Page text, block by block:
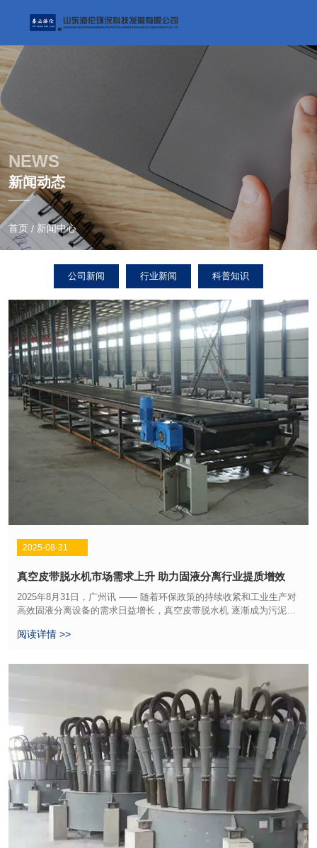
NEWS
新闻动态
首页 /新闻中心
公司新闻 行业新闻 科普知识
2025-08-31
真空皮带脱水机市场需求上升 助力固液分离行业提质增效
2025年8月31日，广州讯 —— 随着环保政策的持续收紧和工业生产对
高效固液分离设备的需求日益增长，真空皮带脱水机 逐渐成为污泥脱
脱水机凭借连续运行、自动化程度高、处理能力大、能耗低等优势，
阅读详情 >>